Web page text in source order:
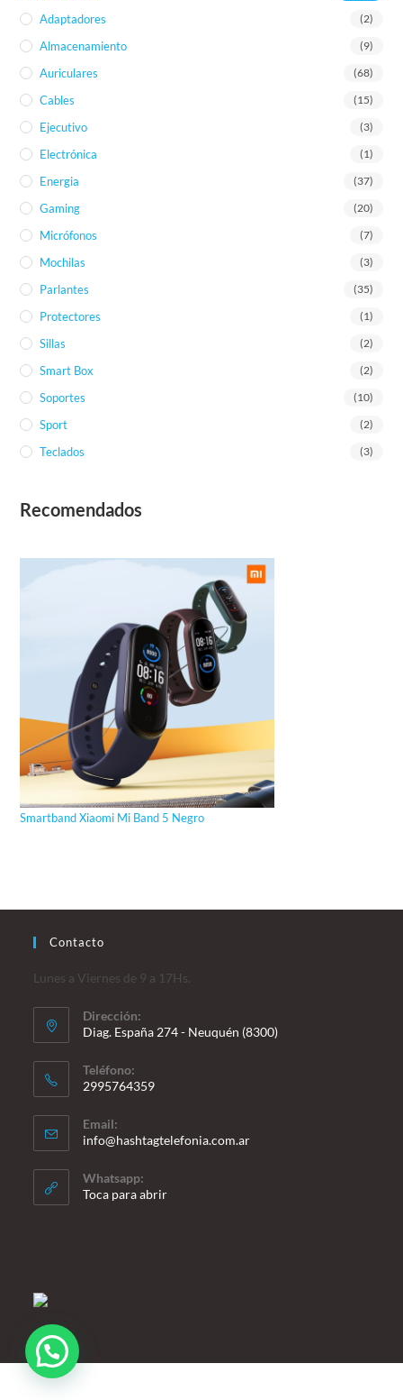
Adaptadores (2)
Almacenamiento (9)
Auriculares (68)
Cables (15)
Ejecutivo (3)
Electrónica (1)
Energia (37)
Gaming (20)
Micrófonos (7)
Mochilas (3)
Parlantes (35)
Protectores (1)
Sillas (2)
Smart Box (2)
Soportes (10)
Sport (2)
Teclados (3)
Recomendados
Smartband Xiaomi Mi Band 5 Negro
Contacto
Lunes a Viernes de 9 a 17Hs.
Dirección:
Diag. España 274 - Neuquén (8300)
Teléfono:
2995764359
abre
en
tu
aplicación
Email:
info@hashtagtelefonia.com.arSe
Whatsapp:
Toca para abrir